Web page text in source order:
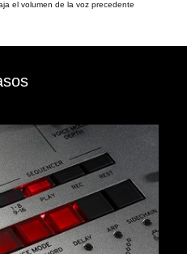
el volumen de la voz precedente